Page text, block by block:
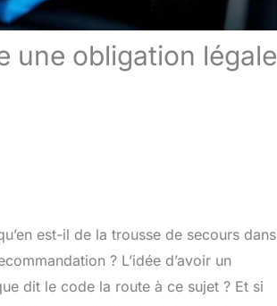
une obligation légale
est-il de la trousse de secours dans
? L’idée d’avoir un
dit le code la route à ce sujet ? Et si